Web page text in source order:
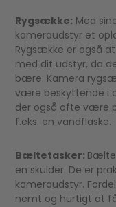
Rygsække: Med
kameraudstyr et
Rygsække er også
med dit udstyr, da
bære. Kamera
være beskyttende i
der også ofte være
f.eks. en vandflaske.
Bæltetasker:
en skulder. De er
kameraudstyr.
nemt og hurtigt at